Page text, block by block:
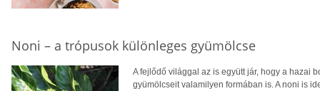
Noni – a trópusok különleges gyümölcse
A fejlődő világgal az is együtt jár, hogy a hazai
gyümölcseit valamilyen formában is. A noni is